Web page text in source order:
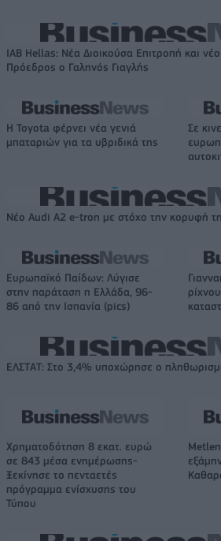
IAB Hellas: Νέα Διοικούσα Επιτροπή και
Πρόεδρος ο Γαληνός Γιαγλής
Η Toyota φέρνει νέα γενιά
μπαταριών για τα υβριδικά της
Σε
Νέο Audi A2 e-tron με στόχο την κορυφή
Ευρωπαϊκό Παίδων: Λύγισε
στην παράταση η Ελλάδα, 96-
86 από την Ισπανία (pics)
ΕΛΣΤΑΤ: Στο 3,4% υποχώρησε ο
Χρηματοδότηση 8 εκατ. ευρώ
σε 843 μέσα ενημέρωσης-
Ξεκίνησε το πενταετές
πρόγραμμα ενίσχυσης του
Τύπου